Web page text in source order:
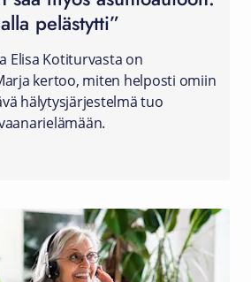
pelästytti”
Elisa Kotiturvasta on
kertoo, miten helposti omiin
hälytysjärjestelmä tuo